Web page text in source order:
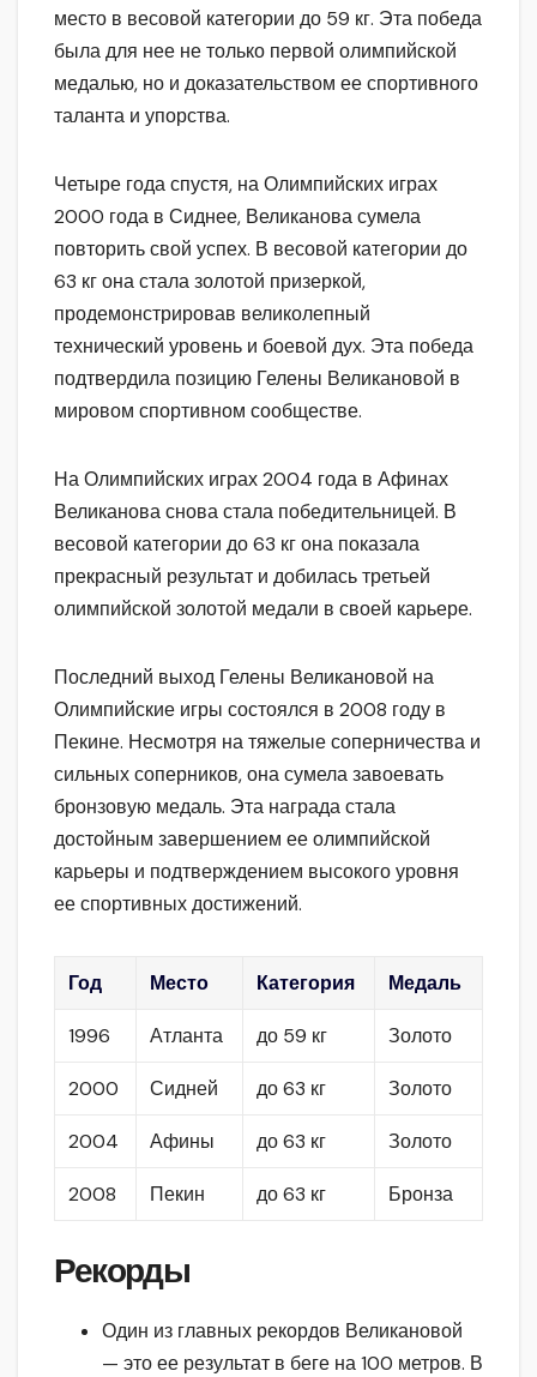
место в весовой категории до 59 кг. Эта победа
была для нее не только первой олимпийской
медалью, но и доказательством ее спортивного
таланта и упорства.
Четыре года спустя, на Олимпийских играх
2000 года в Сиднее, Великанова сумела
повторить свой успех. В весовой категории до
63 кг она стала золотой призеркой,
продемонстрировав великолепный
технический уровень и боевой дух. Эта победа
подтвердила позицию Гелены Великановой в
мировом спортивном сообществе.
На Олимпийских играх 2004 года в Афинах
Великанова снова стала победительницей. В
весовой категории до 63 кг она показала
прекрасный результат и добилась третьей
олимпийской золотой медали в своей карьере.
Последний выход Гелены Великановой на
Олимпийские игры состоялся в 2008 году в
Пекине. Несмотря на тяжелые соперничества и
сильных соперников, она сумела завоевать
бронзовую медаль. Эта награда стала
достойным завершением ее олимпийской
карьеры и подтверждением высокого уровня
ее спортивных достижений.
Год Место Категория Медаль
1996 Атланта до 59 кг Золото
2000 Сидней до 63 кг Золото
2004 Афины до 63 кг Золото
2008 Пекин до 63 кг Бронза
Рекорды
Один из главных рекордов Великановой
— это ее результат в беге на 100 метров. В